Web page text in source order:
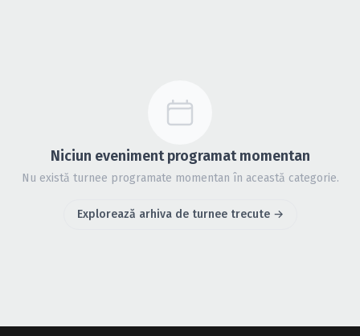
Niciun eveniment programat momentan
Nu există turnee programate momentan în această categorie.
Explorează arhiva de turnee trecute →